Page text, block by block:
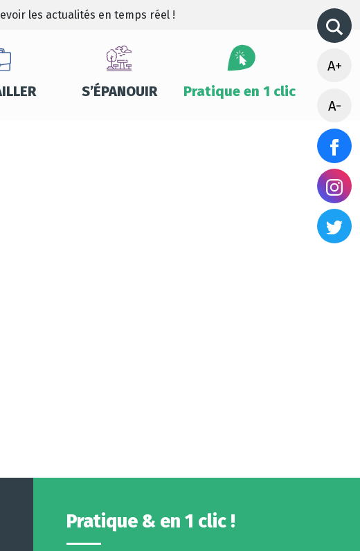
les actualités en temps réel !
S’ÉPANOUIR Pratique en 1 clic
A+
A-
Pratique & en 1 clic !